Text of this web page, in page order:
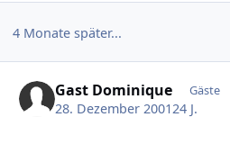
4 Monate später...
Gast Dominique Gäste
28. Dezember 200124 J.